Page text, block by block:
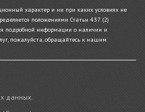
характер и ни при каких условиях не
положениями Статьи 437 (2)
подробной информации о наличии и
пожалуйста, обращайтесь к нашим
данных.